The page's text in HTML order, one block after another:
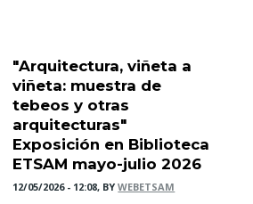
"Arquitectura, viñeta a
viñeta: muestra de
tebeos y otras
arquitecturas"
Exposición en Biblioteca
ETSAM mayo-julio 2026
12/05/2026 - 12:08, BYWEBETSAM